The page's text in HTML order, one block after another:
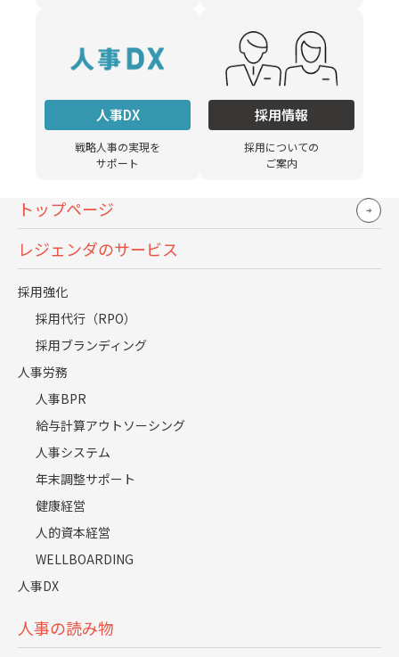
人事DX
戦略人事の実現を
サポート
採用情報
採用についての
ご案内
トップページ
レジェンダのサービス
採用強化
採用代行（RPO）
採用ブランディング
人事労務
人事BPR
給与計算アウトソーシング
人事システム
年末調整サポート
健康経営
人的資本経営
WELLBOARDING
人事DX
人事の読み物
CONTACT US
お問い合わせはこちら
採用強化